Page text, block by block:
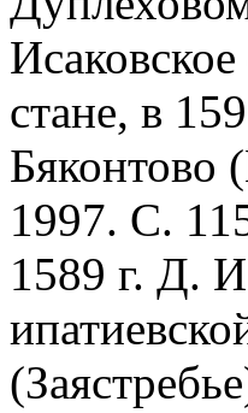
стане, в
Бяконтово
1997. С.
1589 г. Д.